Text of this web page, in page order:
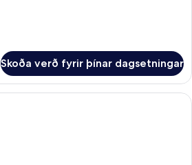
Skoða verð fyrir þínar dagsetningar